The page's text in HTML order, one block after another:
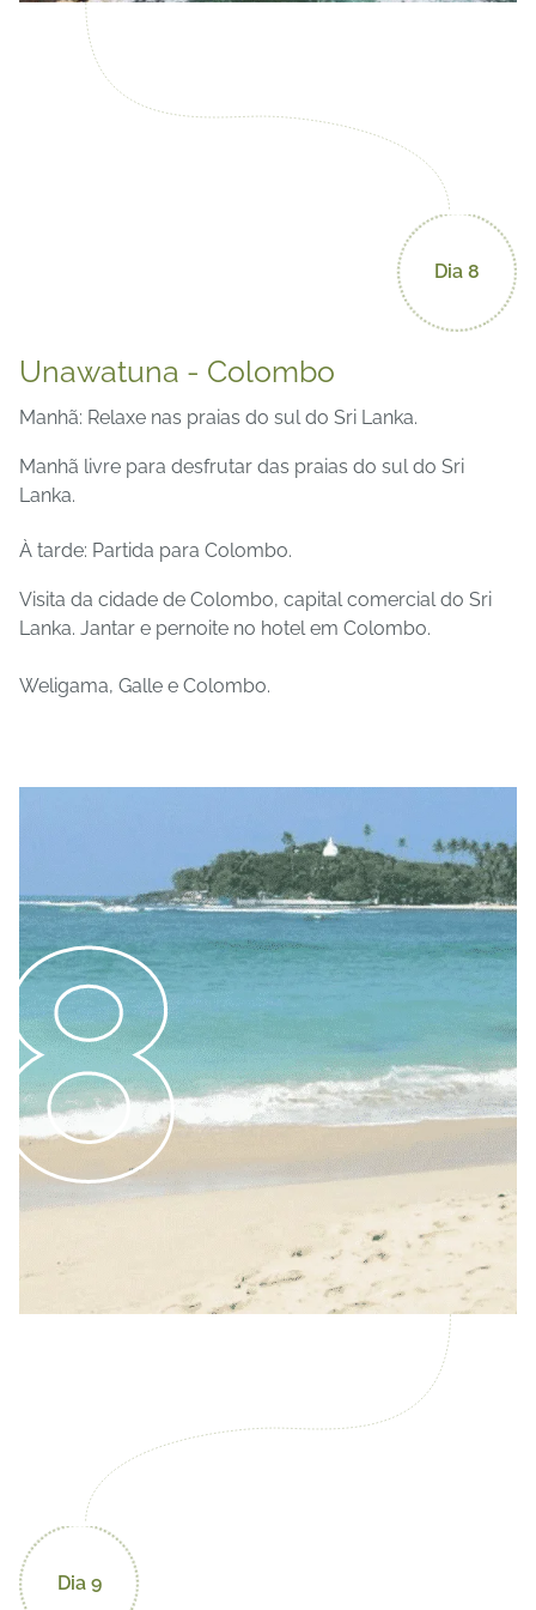
Dia 8
Unawatuna - Colombo
Manhã: Relaxe nas praias do sul do Sri Lanka.
Manhã livre para desfrutar das praias do sul do Sri
Lanka.
À tarde: Partida para Colombo.
Visita da cidade de Colombo, capital comercial do Sri
Lanka. Jantar e pernoite no hotel em Colombo.
Weligama, Galle e Colombo.
Dia 9